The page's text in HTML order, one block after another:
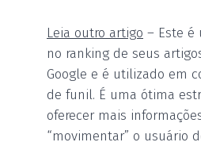
Leia outro artigo – Este é
no ranking de seus
Google e é utilizado em
de funil. É uma ótima
oferecer mais
“movimentar” o usuário